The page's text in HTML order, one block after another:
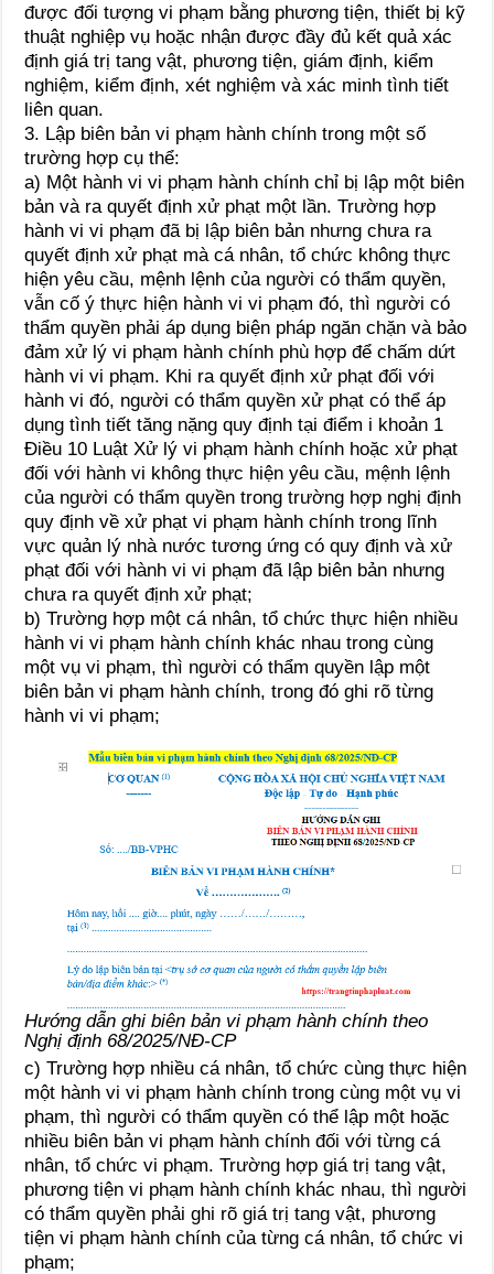
được đối tượng vi phạm bằng phương tiện, thiết bị kỹ
thuật nghiệp vụ hoặc nhận được đầy đủ kết quả xác
định giá trị tang vật, phương tiện, giám định, kiểm
nghiệm, kiểm định, xét nghiệm và xác minh tình tiết
liên quan.
3. Lập biên bản vi phạm hành chính trong một số
trường hợp cụ thể:
a) Một hành vi vi phạm hành chính chỉ bị lập một biên
bản và ra quyết định xử phạt một lần. Trường hợp
hành vi vi phạm đã bị lập biên bản nhưng chưa ra
quyết định xử phạt mà cá nhân, tổ chức không thực
hiện yêu cầu, mệnh lệnh của người có thẩm quyền,
vẫn cố ý thực hiện hành vi vi phạm đó, thì người có
thẩm quyền phải áp dụng biện pháp ngăn chặn và bảo
đảm xử lý vi phạm hành chính phù hợp để chấm dứt
hành vi vi phạm. Khi ra quyết định xử phạt đối với
hành vi đó, người có thẩm quyền xử phạt có thể áp
dụng tình tiết tăng nặng quy định tại điểm i khoản 1
Điều 10 Luật Xử lý vi phạm hành chính hoặc xử phạt
đối với hành vi không thực hiện yêu cầu, mệnh lệnh
của người có thẩm quyền trong trường hợp nghị định
quy định về xử phạt vi phạm hành chính trong lĩnh
vực quản lý nhà nước tương ứng có quy định và xử
phạt đối với hành vi vi phạm đã lập biên bản nhưng
chưa ra quyết định xử phạt;
b) Trường hợp một cá nhân, tổ chức thực hiện nhiều
hành vi vi phạm hành chính khác nhau trong cùng
một vụ vi phạm, thì người có thẩm quyền lập một
biên bản vi phạm hành chính, trong đó ghi rõ từng
hành vi vi phạm;
Hướng dẫn ghi biên bản vi phạm hành chính theo
Nghị định 68/2025/NĐ-CP
c) Trường hợp nhiều cá nhân, tổ chức cùng thực hiện
một hành vi vi phạm hành chính trong cùng một vụ vi
phạm, thì người có thẩm quyền có thể lập một hoặc
nhiều biên bản vi phạm hành chính đối với từng cá
nhân, tổ chức vi phạm. Trường hợp giá trị tang vật,
phương tiện vi phạm hành chính khác nhau, thì người
có thẩm quyền phải ghi rõ giá trị tang vật, phương
tiện vi phạm hành chính của từng cá nhân, tổ chức vi
phạm;